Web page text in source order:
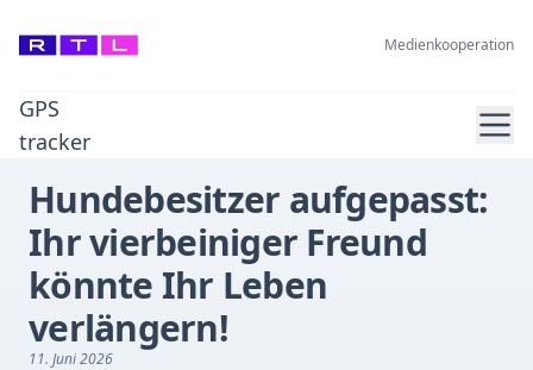
Medienkooperation
GPS
tracker
Hundebesitzer aufgepasst:
Ihr vierbeiniger Freund
könnte Ihr Leben
verlängern!
11. Juni 2026